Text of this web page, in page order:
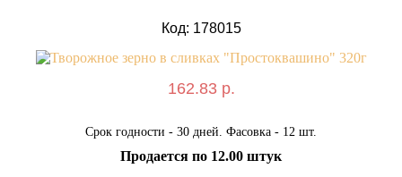
Код: 178015
162.83 р.
Срок годности - 30 дней. Фасовка - 12 шт.
Продается по 12.00 штук